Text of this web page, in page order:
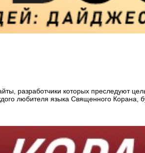
разработчики которых преследуют
любителя языка Священного Корана,